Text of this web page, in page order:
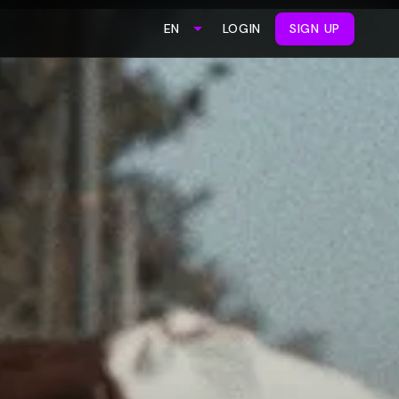
EN LOGIN SIGN UP